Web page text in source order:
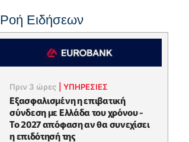
Ροή Ειδήσεων
Πριν 3 ώρες |ΥΠΗΡΕΣΙΕΣ
Εξασφαλισμένη η επιβατική
σύνδεση με Ελλάδα του χρόνου -
Το 2027 απόφαση αν θα συνεχίσει
η επιδότησή της